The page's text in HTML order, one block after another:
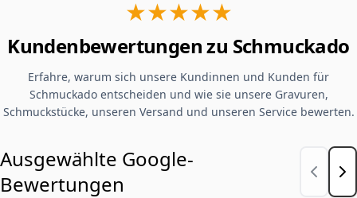
★★★★★
Kundenbewertungen zu Schmuckado
Erfahre, warum sich unsere Kundinnen und Kunden für
Schmuckado entscheiden und wie sie unsere Gravuren,
Schmuckstücke, unseren Versand und unseren Service bewerten.
Ausgewählte Google-
Bewertungen